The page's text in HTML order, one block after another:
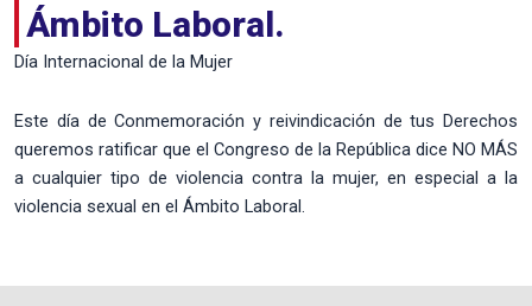
Ámbito Laboral.
Día Internacional de la Mujer
Este día de Conmemoración y reivindicación de tus Derechos
queremos ratificar que el Congreso de la República dice NO MÁS
a cualquier tipo de violencia contra la mujer, en especial a la
violencia sexual en el Ámbito Laboral.